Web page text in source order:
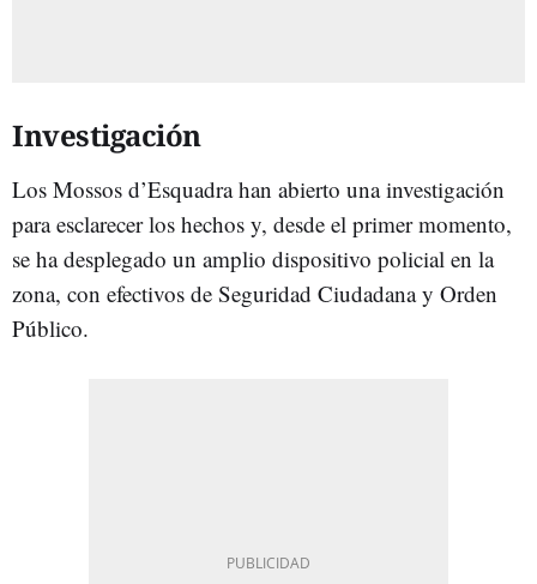
Investigación
Los Mossos d’Esquadra han abierto una investigación
para esclarecer los hechos y, desde el primer momento,
se ha desplegado un amplio dispositivo policial en la
zona, con efectivos de Seguridad Ciudadana y Orden
Público.